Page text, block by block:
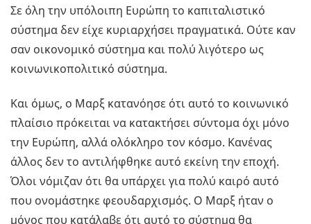
Σε όλη την υπόλοιπη Ευρώπη το καπιταλιστικό
σύστημα δεν είχε κυριαρχήσει πραγματικά. Ούτε καν
σαν οικονομικό σύστημα και πολύ λιγότερο ως
κοινωνικοπολιτικό σύστημα.
Και όμως, ο Μαρξ κατανόησε ότι αυτό το κοινωνικό
πλαίσιο πρόκειται να κατακτήσει σύντομα όχι μόνο
την Ευρώπη, αλλά ολόκληρο τον κόσμο. Κανένας
άλλος δεν το αντιλήφθηκε αυτό εκείνη την εποχή.
Όλοι νόμιζαν ότι θα υπάρχει για πολύ καιρό αυτό
που ονομάστηκε φεουδαρχισμός. Ο Μαρξ ήταν ο
μόνος που κατάλαβε ότι αυτό το σύστημα θα